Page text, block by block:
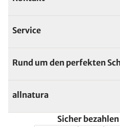
Service
Rund um den perfekten
allnatura
Sicher